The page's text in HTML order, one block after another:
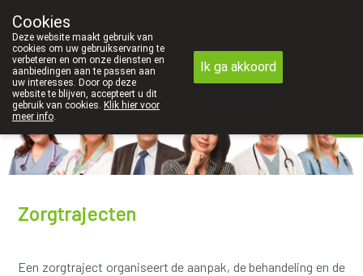
011/34 04 04
Zorgtrajecten
Een zorgtraject organiseert de aanpak, de behandeling en de
Cookies
Deze website maakt gebruik van
cookies om uw gebruikservaring te
verbeteren en om onze diensten en
aanbiedingen aan te passen aan
uw interesses. Door op deze
website te blijven, accepteert u dit
gebruik van cookies. Klik hier voor
meer info.
Ik ga akkoord